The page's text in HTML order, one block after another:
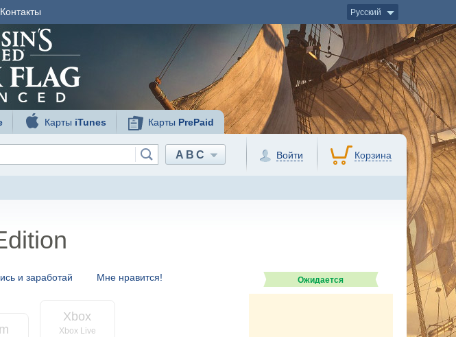
Контакты Русский
Карты iTunes Карты PrePaid
ABC Войти Корзина
Мне нравится!
и заработай
Xbox
Xbox Live
Ожидается